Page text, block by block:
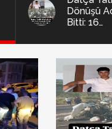
Dönüşü
Bitti: 16
Yaşamını